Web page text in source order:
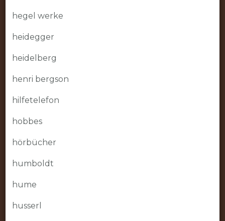
hegel werke
heidegger
heidelberg
henri bergson
hilfetelefon
hobbes
hörbücher
humboldt
hume
husserl